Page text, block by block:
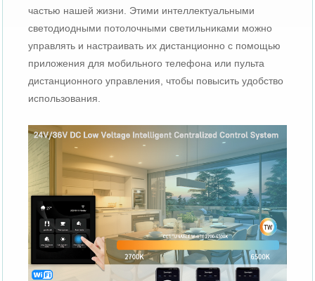
частью нашей жизни. Этими интеллектуальными
светодиодными потолочными светильниками можно
управлять и настраивать их дистанционно с помощью
приложения для мобильного телефона или пульта
дистанционного управления, чтобы повысить удобство
использования.